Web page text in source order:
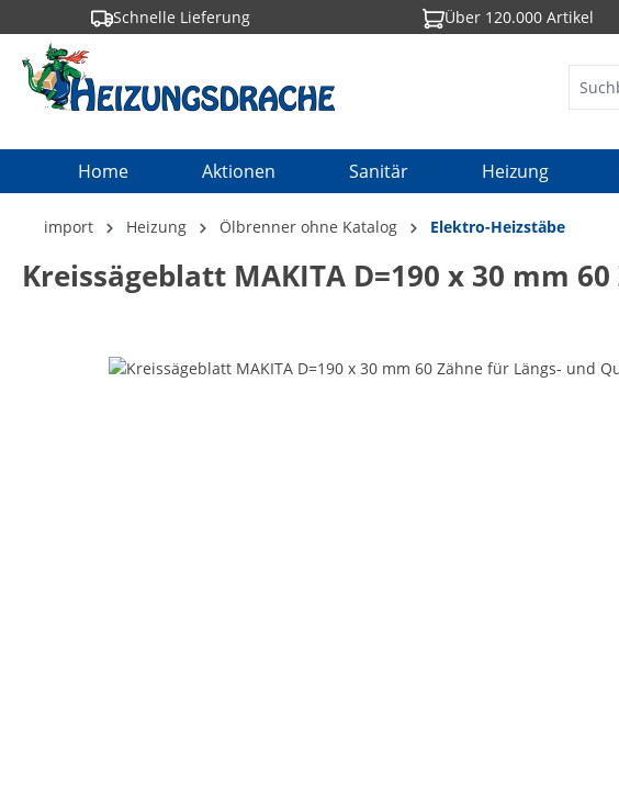
Zur Hauptnavigation springen
Schnelle Lieferung Über 120.000 Artikel
Home Aktionen Sanitär Heizung
import Heizung Ölbrenner ohne Katalog Elektro-Heizstäbe
Kreissägeblatt MAKITA D=190 x 30 mm
Bildergalerie überspringen